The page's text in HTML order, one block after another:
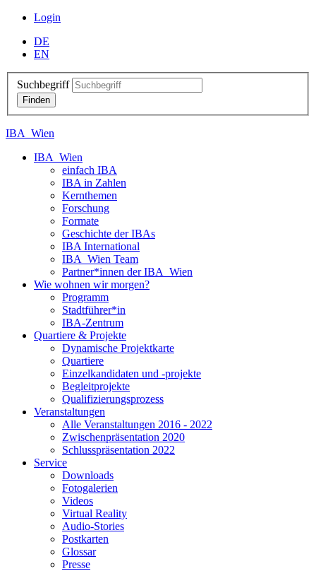
Login
DE
EN
Suchbegriff
IBA_Wien
IBA_Wien
einfach IBA
IBA in Zahlen
Kernthemen
Forschung
Formate
Geschichte der IBAs
IBA International
IBA_Wien Team
Partner*innen der IBA_Wien
Wie wohnen wir morgen?
Programm
Stadtführer*in
IBA-Zentrum
Quartiere & Projekte
Dynamische Projektkarte
Quartiere
Einzelkandidaten und -projekte
Begleitprojekte
Qualifizierungsprozess
Veranstaltungen
Alle Veranstaltungen 2016 - 2022
Zwischenpräsentation 2020
Schlusspräsentation 2022
Service
Downloads
Fotogalerien
Videos
Virtual Reality
Audio-Stories
Postkarten
Glossar
Presse